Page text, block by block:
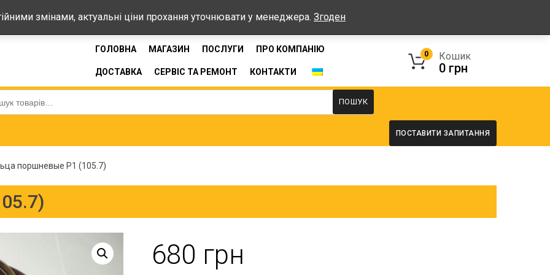
33 Графік: Пн-Пт: 08:00-17:00, Сб-Нд - вихідні
ГОЛОВНА МАГАЗИН ПОСЛУГИ ПРО КОМПАНІЮ
ДОСТАВКА СЕРВІС ТА РЕМОНТ КОНТАКТИ
Кошик
0
0 грн
ПОШУК
ПОСТАВИТИ ЗАПИТАННЯ
поршневые Р1 (105.7)
680 грн
змінами, актуальні ціни прохання уточнювати у менеджера. Згоден